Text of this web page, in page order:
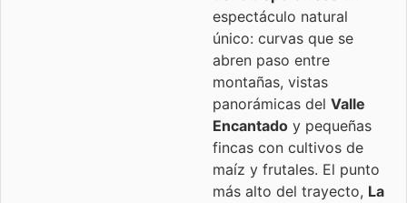
espectáculo natural
único: curvas que se
abren paso entre
montañas, vistas
panorámicas del Valle
Encantado y pequeñas
fincas con cultivos de
maíz y frutales. El punto
más alto del trayecto, La